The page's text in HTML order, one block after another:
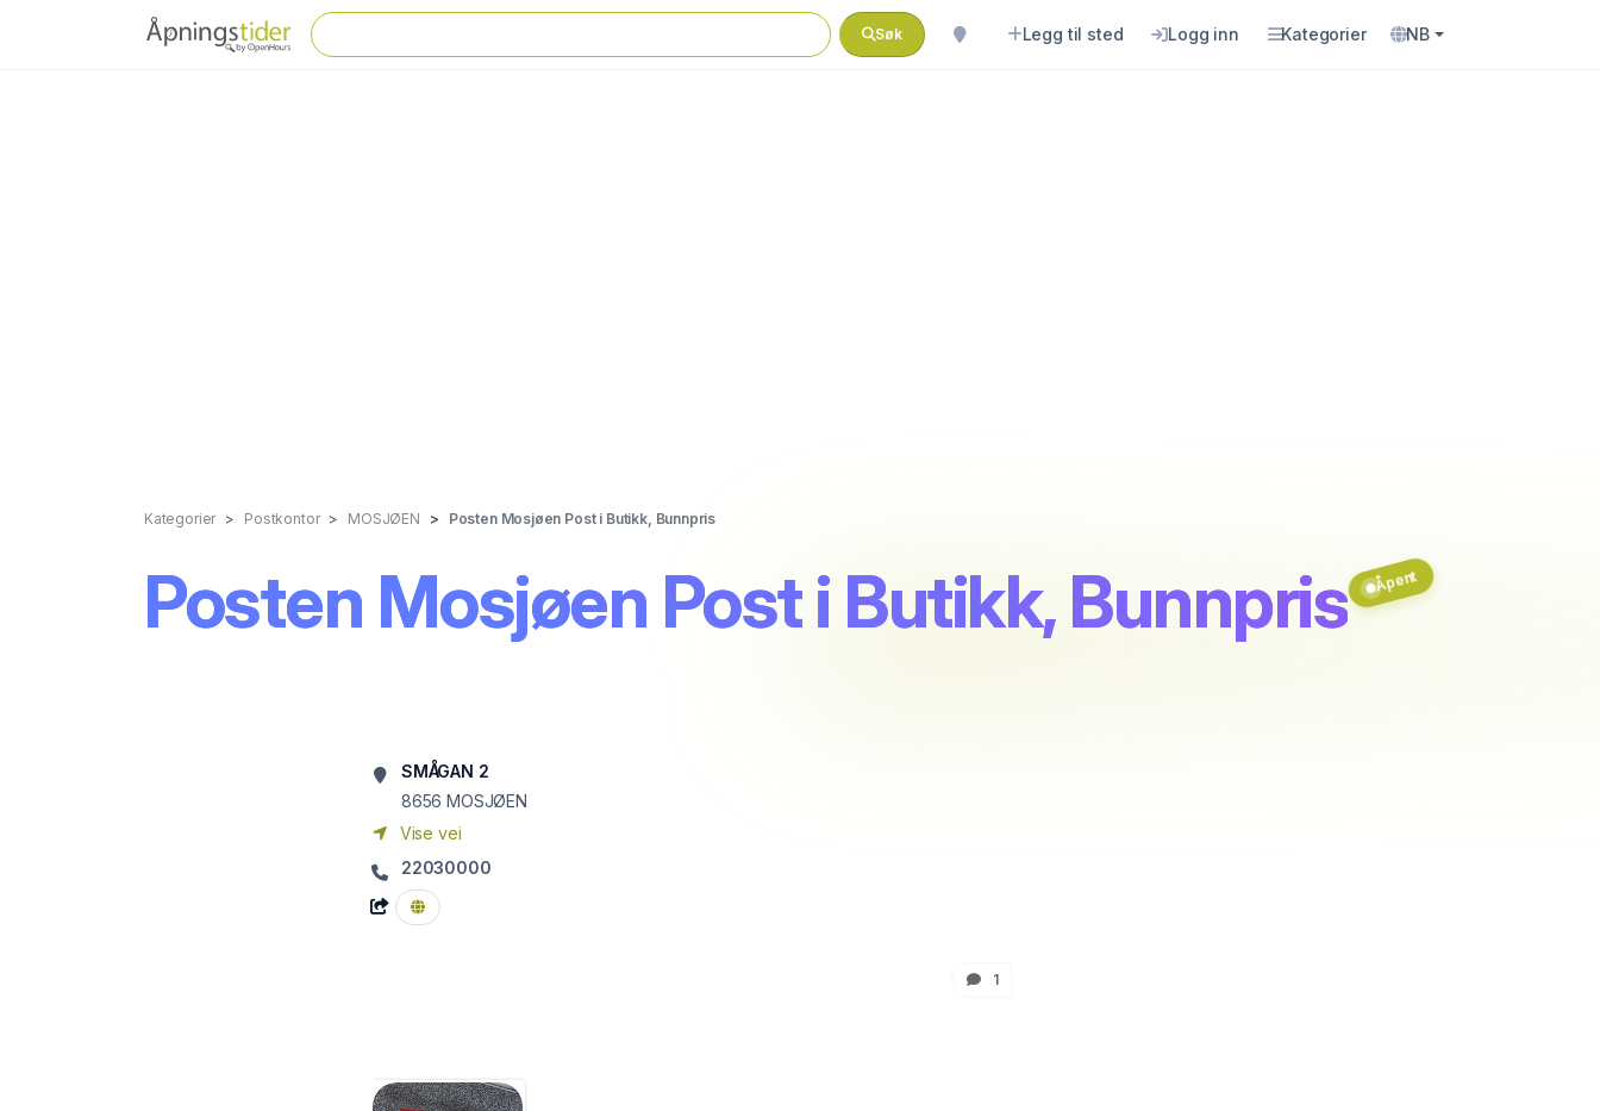
Søk Legg til sted Logg inn Kategorier NB
Kategorier Postkontor MOSJØEN Posten Mosjøen Post i Butikk, Bunnpris
Posten Mosjøen Post i Butikk, Bunnpris Åpent
SMÅGAN 2
8656 MOSJØEN
Vise vei
22030000
1